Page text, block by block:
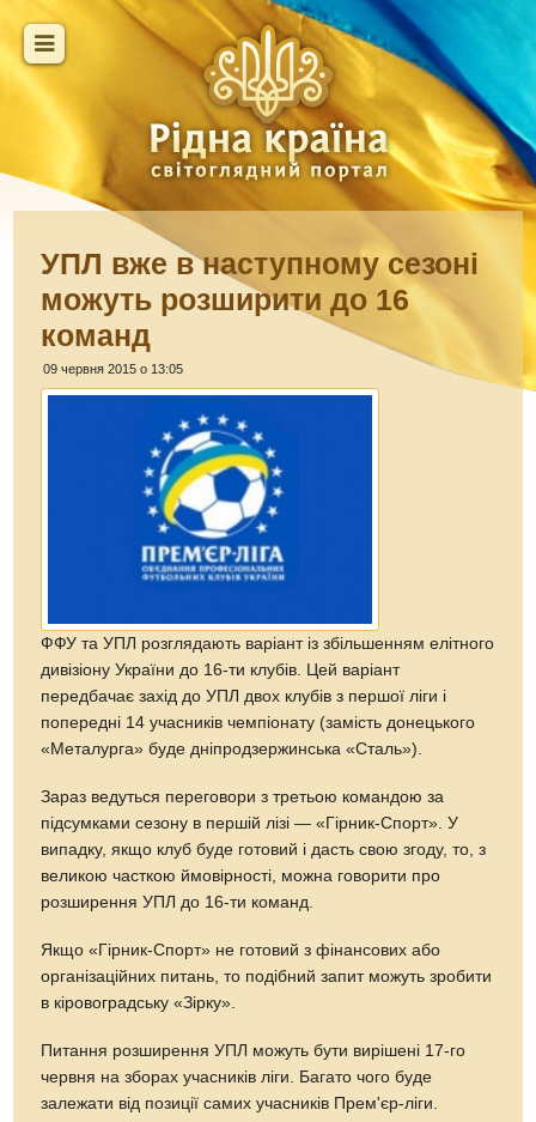
УПЛ вже в наступному сезоні
можуть розширити до 16
команд
09 червня 2015 о 13:05
ФФУ та УПЛ розглядають варіант із збільшенням елітного
дивізіону України до 16-ти клубів. Цей варіант
передбачає захід до УПЛ двох клубів з першої ліги і
попередні 14 учасників чемпіонату (замість донецького
«Металурга» буде дніпродзержинська «Сталь»).
Зараз ведуться переговори з третьою командою за
підсумками сезону в першій лізі — «Гірник-Спорт». У
випадку, якщо клуб буде готовий і дасть свою згоду, то, з
великою часткою ймовірності, можна говорити про
розширення УПЛ до 16-ти команд.
Якщо «Гірник-Спорт» не готовий з фінансових або
організаційних питань, то подібний запит можуть зробити
в кіровоградську «Зірку».
Питання розширення УПЛ можуть бути вирішені 17-го
червня на зборах учасників ліги. Багато чого буде
залежати від позиції самих учасників Прем'єр-ліги.